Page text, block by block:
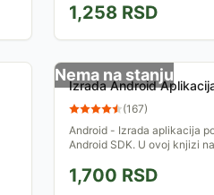
1,258 RSD
Nema na stanju
Izrada Android
(167)
Android - Izrada aplikacija
Android SDK. U ovoj knjizi
Knjiga opisuje...
1,700 RSD